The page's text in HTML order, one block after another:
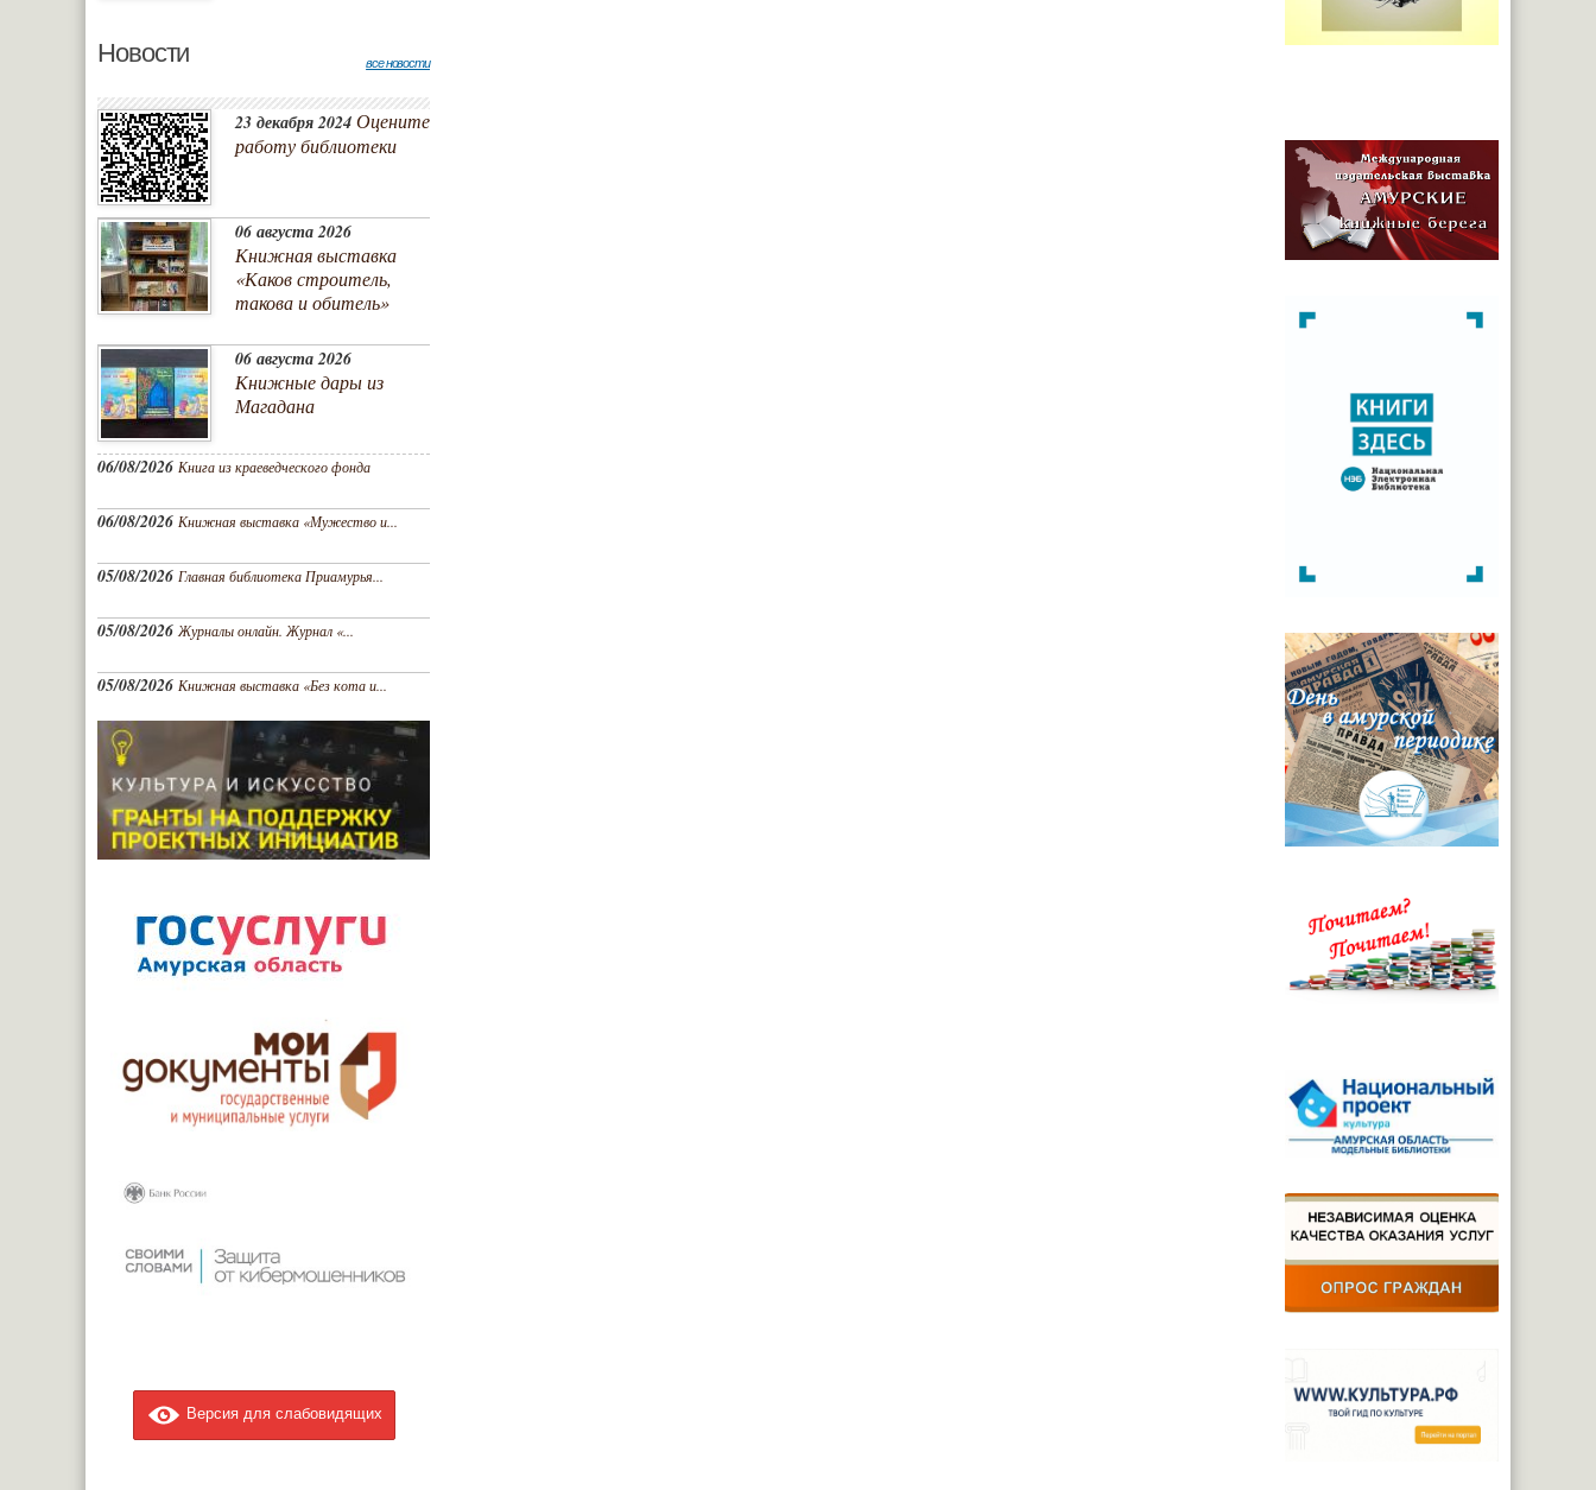
Новости все новости
23 декабря 2024 Оцените
работу библиотеки
06 августа 2026
Книжная выставка
«Каков строитель,
такова и обитель»
06 августа 2026
Книжные дары из
Магадана
06/08/2026 Книга из краеведческого фонда
06/08/2026 Книжная выставка «Мужество и...
05/08/2026 Главная библиотека Приамурья...
05/08/2026Журналы онлайн. Журнал «...
05/08/2026 Книжная выставка «Без кота и...
Версия для слабовидящих